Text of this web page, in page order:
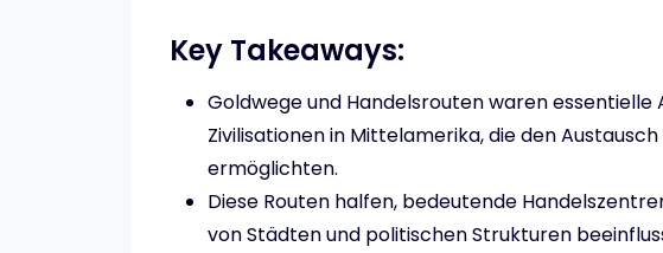
Key Takeaways:
Goldwege und Handelsrouten waren
Zivilisationen in Mittelamerika, die den
ermöglichten.
Diese Routen halfen, bedeutende
von Städten und politischen Strukturen